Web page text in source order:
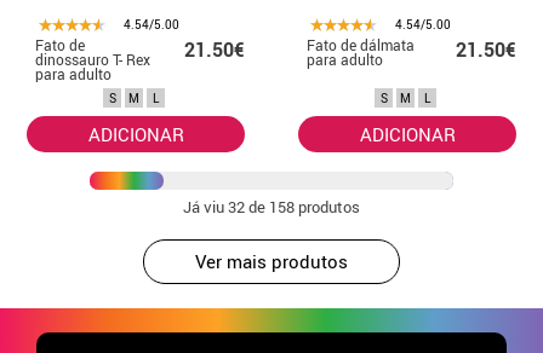
4.54/5.00
Fato de
dinossauro T- Rex
para adulto
21.50€
S M L
ADICIONAR
4.54/5.00
Fato de dálmata
para adulto 21.50€
S M L
ADICIONAR
Já viu32de 158 produtos
Ver mais produtos